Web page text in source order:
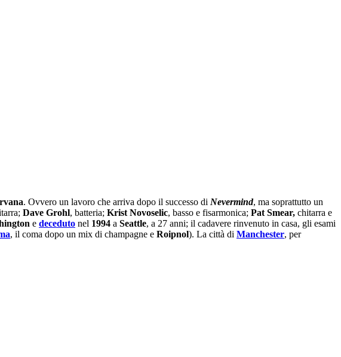
. Ovvero un lavoro che arriva dopo il successo di Nevermind, ma soprattutto un
Dave Grohl, batteria; Krist Novoselic, basso e fisarmonica; Pat Smear, chitarra e
e deceduto nel 1994 a Seattle, a 27 anni; il cadavere rinvenuto in casa, gli esami
, il coma dopo un mix di champagne e Roipnol). La città di Manchester, per